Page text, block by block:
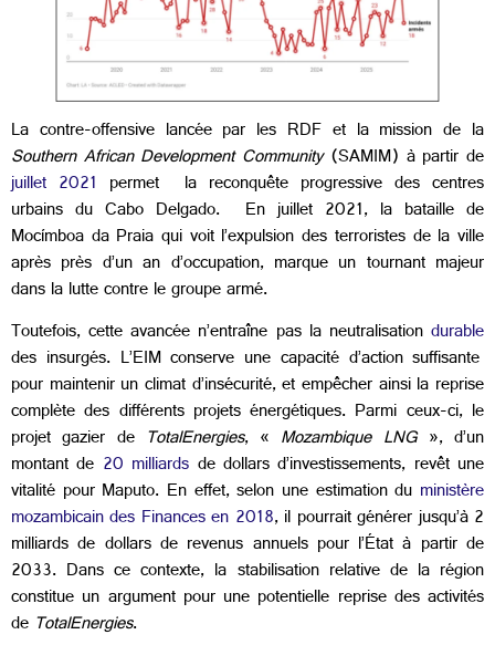
La contre-offensive lancée par les RDF et la mission de la
Southern African Development Community(SAMIM) à partir de
juillet 2021 permet la reconquête progressive des centres
urbains du Cabo Delgado. En juillet 2021, la bataille de
Mocímboa da Praia qui voit l’expulsion des terroristes de la ville
après près d’un an d’occupation, marque un tournant majeur
dans la lutte contre le groupe armé.
Toutefois, cette avancée n’entraîne pas la neutralisation durable
des insurgés. L’EIM conserve une capacité d’action suffisante
pour maintenir un climat d’insécurité, et empêcher ainsi la reprise
complète des différents projets énergétiques. Parmi ceux-ci, le
projet gazier de TotalEnergies, « Mozambique LNG», d’un
montant de 20 milliards de dollars d’investissements, revêt une
vitalité pour Maputo. En effet, selon une estimation du ministère
mozambicain des Finances en 2018, il pourrait générer jusqu’à 2
milliards de dollars de revenus annuels pour l’État à partir de
2033. Dans ce contexte, la stabilisation relative de la région
constitue un argument pour une potentielle reprise des activités
de TotalEnergies.